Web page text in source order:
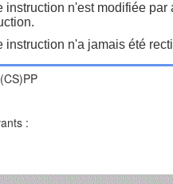
instruction n'est modifiée par
instruction n'a jamais été
: